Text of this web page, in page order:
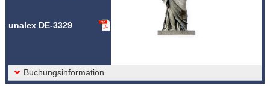
unalex DE-3329
Buchungsinformation